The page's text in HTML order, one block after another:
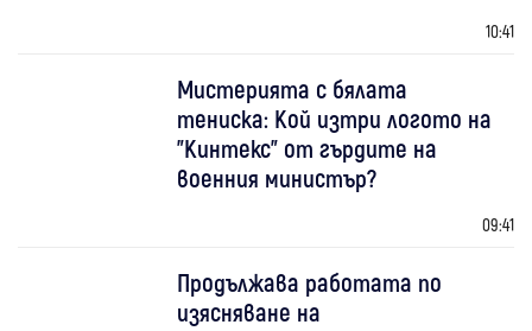
10:41
Мистерията с бялата
тениска: Кой изтри логото на
"Кинтекс" от гърдите на
военния министър?
09:41
Продължава работата по
изясняване на